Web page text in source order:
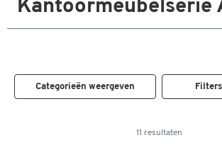
Kantoormeubelserie
Categorieën weergeven
11 resultaten